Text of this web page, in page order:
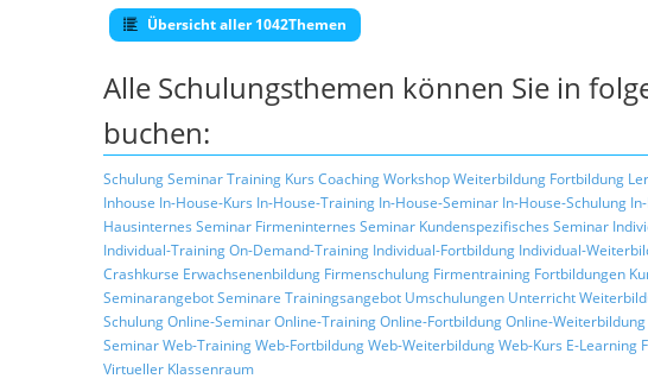
Übersicht aller 1042Themen
Alle Schulungsthemen können Sie in
buchen:
SchulungSeminarTraining Kurs CoachingWorkshopWeiterbildung Fortbildung
Inhouse In-House-Kurs In-House-Training In-House-Seminar In-House-Schulung
Hausinternes Seminar Firmeninternes Seminar Kundenspezifisches Seminar
Individual-TrainingOn-Demand-Training Individual-Fortbildung Individual-
Crashkurse Erwachsenenbildung Firmenschulung Firmentraining Fortbildungen
SeminarangebotSeminare Trainingsangebot Umschulungen Unterricht
SchulungOnline-SeminarOnline-TrainingOnline-FortbildungOnline-Weiterbildung
SeminarWeb-TrainingWeb-FortbildungWeb-WeiterbildungWeb-Kurs E-Learning
Virtueller Klassenraum